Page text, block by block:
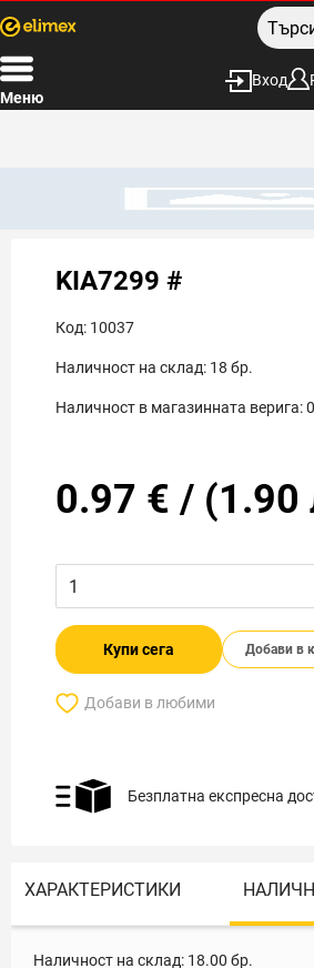
Меню
Вход
KIA7299 #
Код: 10037
Наличност на склад: 18 бр.
Наличност в магазинната верига:0
0.97 € / (1.90
Купи сега Добави в
Добави в любими
Безплатна експресна
ХАРАКТЕРИСТИКИ
Наличност на склад: 18.00 бр.